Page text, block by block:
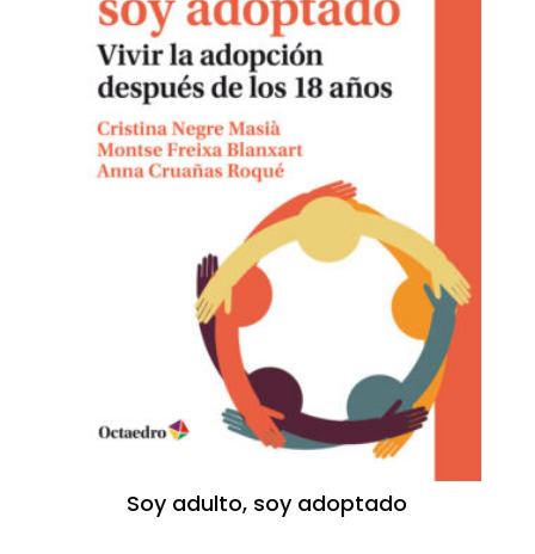
Soy adulto, soy adoptado